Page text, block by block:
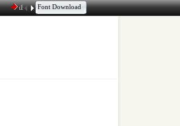
மின்னஞ்சல் திரட்டி உரையாடல்
Font Download